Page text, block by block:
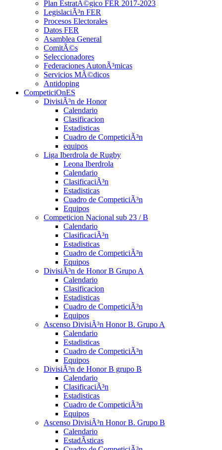
Plan EstratÃ©gico FER 2017-2023
LegislaciÃ³n FER
Procesos Electorales
Datos FER
Asamblea General
ComitÃ©s
Seleccionadores
Federaciones AutonÃ³micas
Servicios MÃ©dicos
Antidoping
CompeticiOnES
DivisiÃ³n de Honor
Calendario
Clasificacion
Estadisticas
Cuadro de CompeticiÃ³n
equipos
Liga Iberdrola de Rugby
Leona Iberdrola
Calendario
ClasificaciÃ³n
Estadisticas
Cuadro de CompeticiÃ³n
Equipos
Competicion Nacional sub 23 / B
Calendario
ClasificaciÃ³n
Estadisticas
Cuadro de CompeticiÃ³n
Equipos
DivisiÃ³n de Honor B Grupo A
Calendario
Clasificacion
Estadisticas
Cuadro de CompeticiÃ³n
Equipos
Ascenso DivisiÃ³n Honor B. Grupo A
Calendario
Estadisticas
Cuadro de CompeticiÃ³n
Equipos
DivisiÃ³n de Honor B grupo B
Calendario
ClasificaciÃ³n
Estadisticas
Cuadro de CompeticiÃ³n
Equipos
Ascenso DivisiÃ³n Honor B. Grupo B
Calendario
EstadÃ­sticas